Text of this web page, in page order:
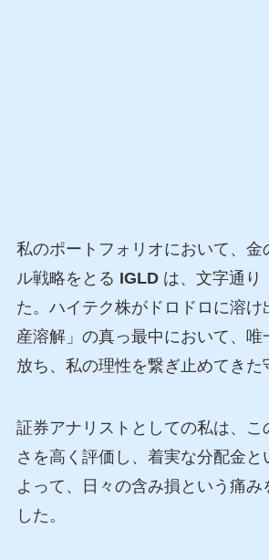
私のポートフォリオにおいて、金
ル戦略をとる IGLDは、文字通り
た。ハイテク株がドロドロに溶け
産溶解」の真っ最中において、唯
放ち、私の理性を繋ぎ止めてきた
証券アナリストとしての私は、こ
さを高く評価し、着実な分配金と
よって、日々の含み損という痛み
した。